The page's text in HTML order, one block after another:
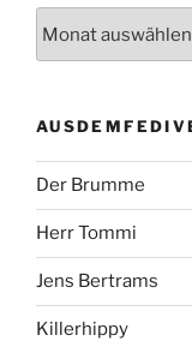
Der Brumme
Herr Tommi
Jens Bertrams
Killerhippy